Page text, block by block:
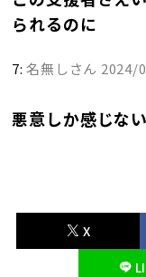
られるのに
7:名無しさん 2024/
悪意しか感じない
X